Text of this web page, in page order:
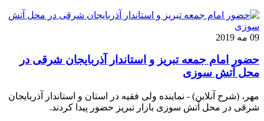
09 مه 2019
حضور امام جمعه تبریز و استاندار آذربایجان شرقی در
محل آتش سوزی
مهر، (شرح آنلاین) - نماینده ولی فقیه در استان و استاندار آذربایجان
شرقی در محل آتش سوزی بازار تبریز حضور پیدا کردند.